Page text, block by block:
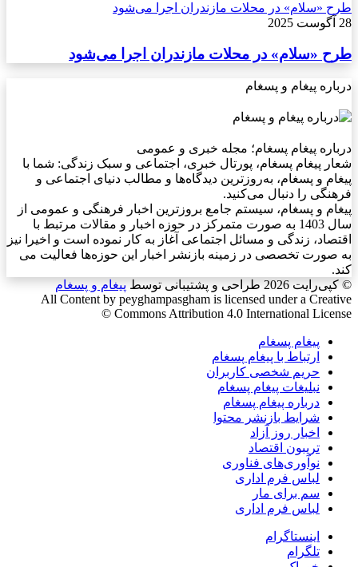
طرح «سلام» در محلات مازندران اجرا می‌شود
28 آگوست 2025
طرح «سلام» در محلات مازندران اجرا می‌شود
درباره پیغام و پسغام
درباره پیغام پسغام؛ مجله خبری و عمومی
شعار پیغام پسغام، پورتال خبری، اجتماعی و سبک زندگی: شما با
پیغام و پسغام، به‌روزترین دیدگاه‌ها و مطالب دنیای اجتماعی و
فرهنگی را دنبال می‌کنید.
پیغام و پسغام، سیستم جامع بروزترین اخبار فرهنگی و عمومی از
سال 1403 به صورت متمرکز در حوزه اخبار و مقالات مرتبط با
اقتصاد، زندگی و مسائل اجتماعی آغاز به کار نموده است و اخیرا نیز
به صورت تخصصی در زمینه بازنشر اخبار این حوزه‌ها فعالیت می
کند.
© کپی‌رایت 2026
طراحی و پشتیبانی توسط پیغام و پسغام
All Content by peyghampasgham is licensed under a Creative
Commons Attribution 4.0 International License ©️
پیغام پسغام
ارتباط با پیغام پسغام
حریم شخصی کاربران
نبلیغات پیغام پسغام
درباره پیغام پسغام
شرایط بازنشر محتوا
اخبار روز آزاد
تریبون اقتصاد
نوآوری‌های فناوری
لباس فرم اداری
سم برای مار
لباس فرم اداری
اینستاگرام
تلگرام